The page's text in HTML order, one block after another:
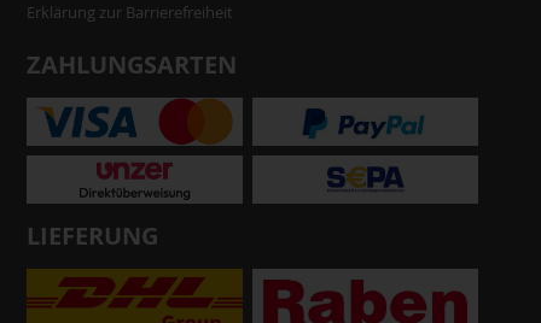
Erklärung zur Barrierefreiheit
ZAHLUNGSARTEN
LIEFERUNG